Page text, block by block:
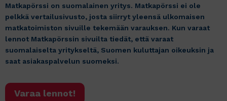
Matkapörssi on suomalainen yritys. Matkapörssi ei ole
pelkkä vertailusivusto, josta siirryt yleensä ulkomaisen
matkatoimiston sivuille tekemään varauksen. Kun varaat
lennot Matkapörssin sivuilta tiedät, että varaat
suomalaiselta yritykseltä, Suomen kuluttajan oikeuksin ja
saat asiakaspalvelun suomeksi.
Varaa lennot!